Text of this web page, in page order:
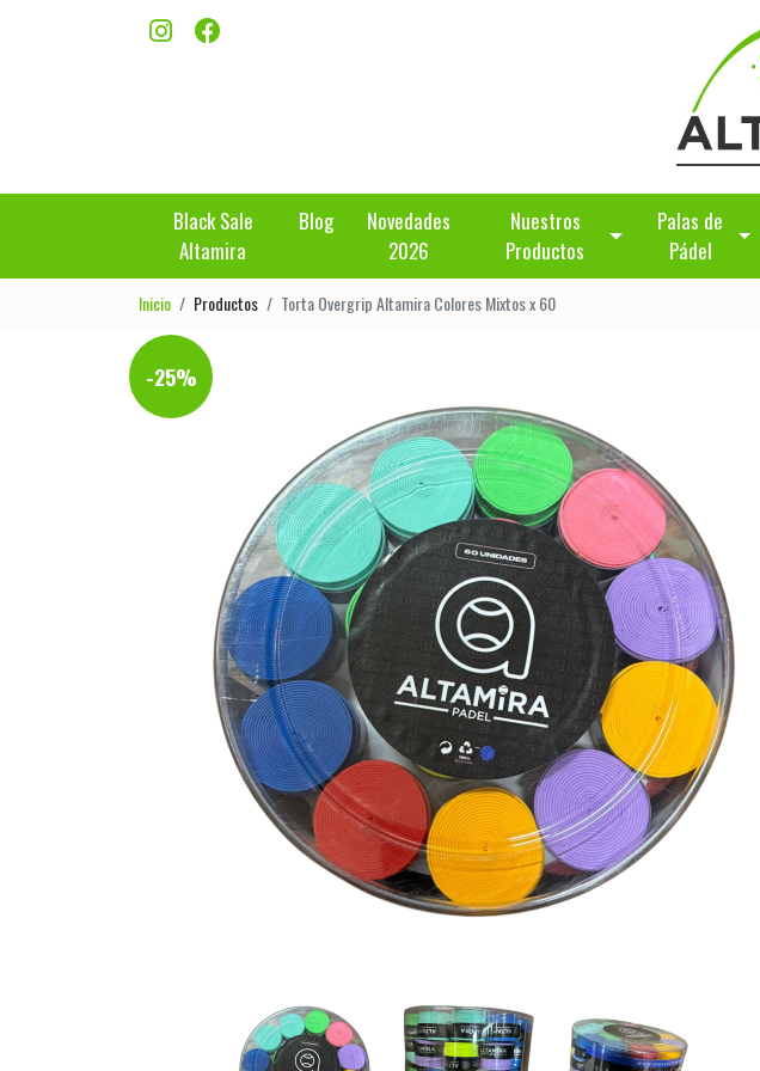
Black Sale
Altamira
Blog
Novedades
2026
Nuestros
Productos
Palas de
Pádel
Inicio Productos Torta Overgrip Altamira Colores Mixtos x 60
-25%